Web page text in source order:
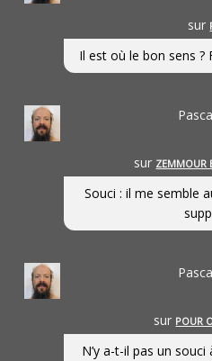
sur
Il est où le bon sens ?
sur ZEMMOUR
Souci : il me semble
sur POUR
N’y a-t-il pas un